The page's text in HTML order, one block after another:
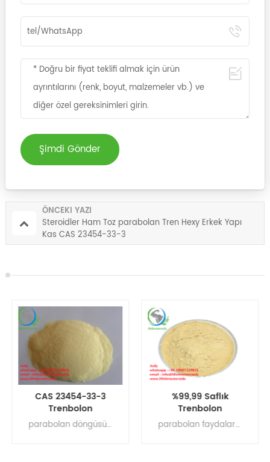
Şimdi Gönder
ÖNCEKI YAZI
Steroidler Ham Toz parabolan Tren Hexy Erkek Yapı
Kas CAS 23454-33-3
CAS 23454-33-3
Trenbolon
Hekzahidrobenzil
Karbonat parabolan
parabolan döngüsü , parabolan dozu , haftalık parabolan dozu , parabolan dozu , parabolan forumu , parabolan fransa , primobolan yağ kaybı , yeni başlayanlar için parabolan , parabolan formülü
%99,99 Saflık
Trenbolon
Hekzahidrobenzil
Karbonat Tren Hexy
parabolan faydaları , hekzahidrobenzilkarbonat , parabolan yan etkileri , tren parabolan , parabolan ve primobolan döngüsü , parabolan vücut geliştirme , parabolin alfa ilaç incelemesi